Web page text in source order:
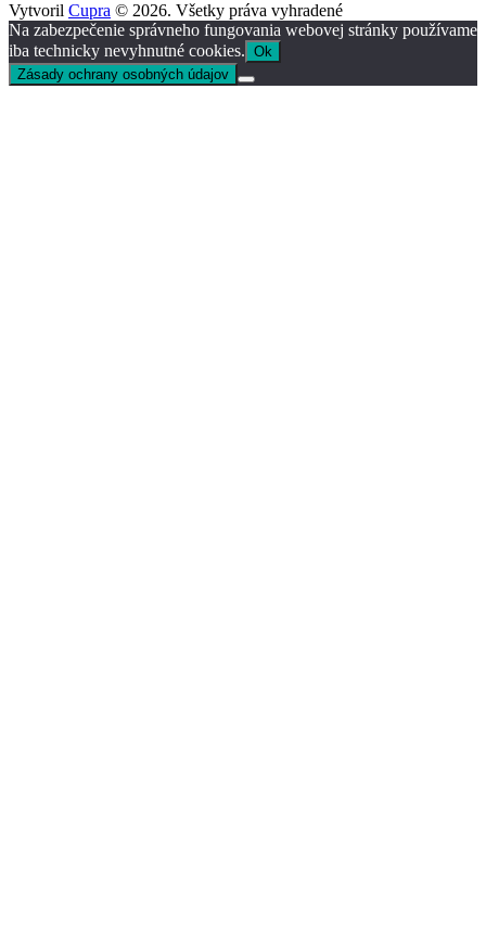
Vytvoril Cupra © 2026. Všetky práva vyhradené
Na zabezpečenie správneho fungovania webovej stránky používame
iba technicky nevyhnutné cookies. Ok
Zásady ochrany osobných údajov